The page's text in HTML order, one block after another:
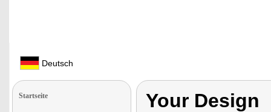
Deutsch
Startseite Your Design